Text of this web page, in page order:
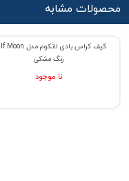
محصولات مشابه